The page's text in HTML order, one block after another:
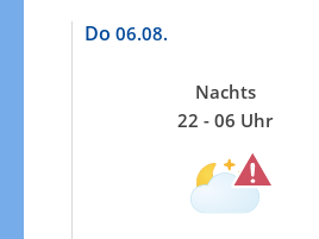
Do 06.08.
Nachts
22 - 06 Uhr